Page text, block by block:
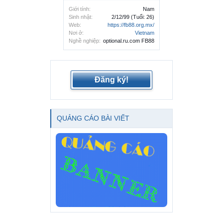
Giới tính:
Nam
Sinh nhật:
2/12/99 (Tuổi: 26)
Web:
https://fb88.org.mx/
Nơi ở:
Vietnam
Nghề nghiệp: optional.ru.com FB88
Đăng ký!
QUẢNG CÁO BÀI VIẾT